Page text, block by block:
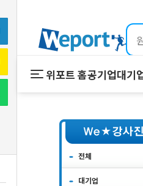
위포트 홈공기업대기
프리패스
전체
대기업